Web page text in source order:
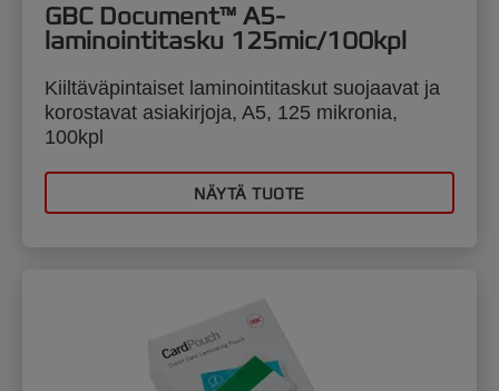
GBC Document™ A5-
laminointitasku 125mic/100kpl
Kiiltäväpintaiset laminointitaskut suojaavat ja
korostavat asiakirjoja, A5, 125 mikronia,
100kpl
NÄYTÄ TUOTE